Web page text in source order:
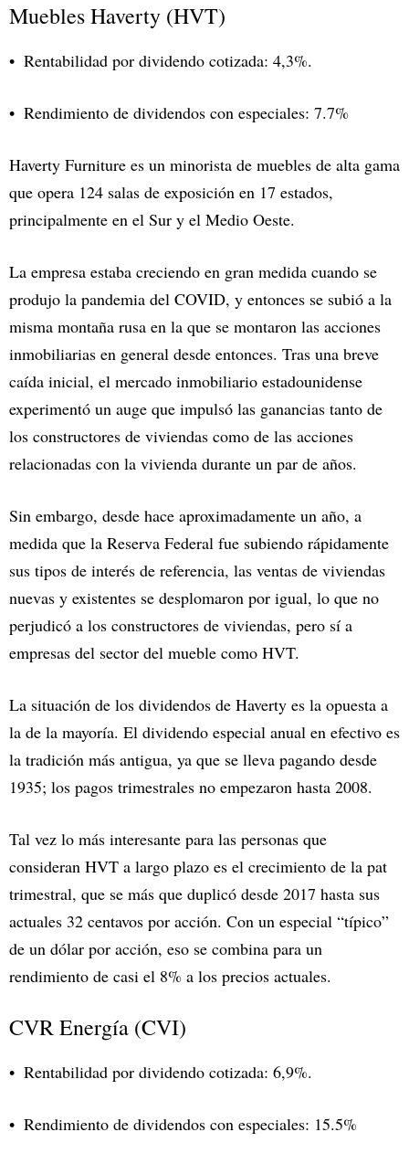
Muebles Haverty (HVT)
Rentabilidad por dividendo cotizada: 4,3%.
Rendimiento de dividendos con especiales: 7.7%
Haverty Furniture es un minorista de muebles de alta gama
que opera 124 salas de exposición en 17 estados,
principalmente en el Sur y el Medio Oeste.
La empresa estaba creciendo en gran medida cuando se
produjo la pandemia del COVID, y entonces se subió a la
misma montaña rusa en la que se montaron las acciones
inmobiliarias en general desde entonces. Tras una breve
caída inicial, el mercado inmobiliario estadounidense
experimentó un auge que impulsó las ganancias tanto de
los constructores de viviendas como de las acciones
relacionadas con la vivienda durante un par de años.
Sin embargo, desde hace aproximadamente un año, a
medida que la Reserva Federal fue subiendo rápidamente
sus tipos de interés de referencia, las ventas de viviendas
nuevas y existentes se desplomaron por igual, lo que no
perjudicó a los constructores de viviendas, pero sí a
empresas del sector del mueble como HVT.
La situación de los dividendos de Haverty es la opuesta a
la de la mayoría. El dividendo especial anual en efectivo es
la tradición más antigua, ya que se lleva pagando desde
1935; los pagos trimestrales no empezaron hasta 2008.
Tal vez lo más interesante para las personas que
consideran HVT a largo plazo es el crecimiento de la pat
trimestral, que se más que duplicó desde 2017 hasta sus
actuales 32 centavos por acción. Con un especial “típico”
de un dólar por acción, eso se combina para un
rendimiento de casi el 8% a los precios actuales.
CVR Energía (CVI)
Rentabilidad por dividendo cotizada: 6,9%.
Rendimiento de dividendos con especiales: 15.5%